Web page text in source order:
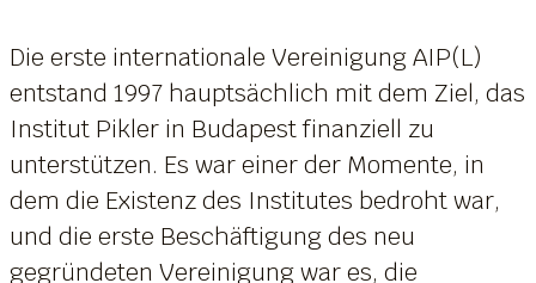
Die erste internationale Vereinigung AIP(L)
entstand 1997 hauptsächlich mit dem Ziel, das
Institut Pikler in Budapest finanziell zu
unterstützen. Es war einer der Momente, in
dem die Existenz des Institutes bedroht war,
und die erste Beschäftigung des neu
gegründeten Vereinigung war es, die